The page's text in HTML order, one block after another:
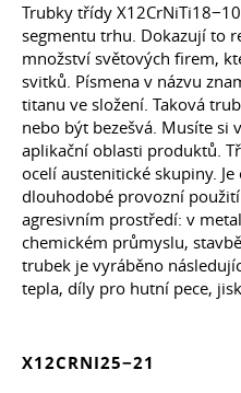
Trubky třídy
segmentu trhu. Dokazují to
množství světových firem,
svitků. Písmena v názvu
titanu ve složení. Taková
nebo být bezešvá. Musíte si
aplikační oblasti produktů.
ocelí austenitické skupiny.
dlouhodobé provozní
agresivním prostředí: v
chemickém průmyslu,
trubek je vyráběno
tepla, díly pro hutní pece,
X12CRNI25−21